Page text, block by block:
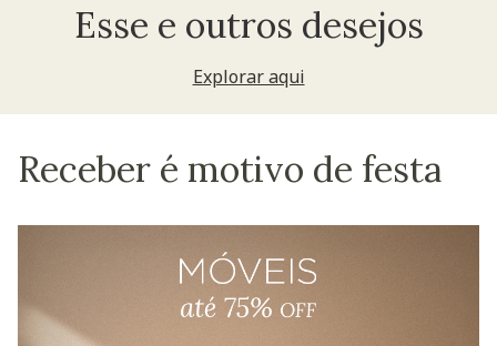
Esse e outros desejos
Explorar aqui
Receber é motivo de festa